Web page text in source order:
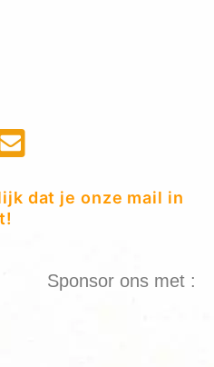
dat je onze mail in
Sponsor ons met :